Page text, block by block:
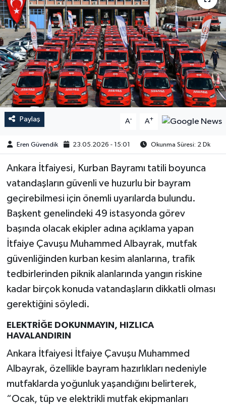
Paylaş A- A+
Eren Güvendik 23.05.2026 - 15:01 Okunma Süresi: 2 Dk
Ankara İtfaiyesi, Kurban Bayramı tatili boyunca
vatandaşların güvenli ve huzurlu bir bayram
geçirebilmesi için önemli uyarılarda bulundu.
Başkent genelindeki 49 istasyonda görev
başında olacak ekipler adına açıklama yapan
İtfaiye Çavuşu Muhammed Albayrak, mutfak
güvenliğinden kurban kesim alanlarına, trafik
tedbirlerinden piknik alanlarında yangın riskine
kadar birçok konuda vatandaşların dikkatli olması
gerektiğini söyledi.
ELEKTRİĞE DOKUNMAYIN, HIZLICA
HAVALANDIRIN
Ankara İtfaiyesi İtfaiye Çavuşu Muhammed
Albayrak, özellikle bayram hazırlıkları nedeniyle
mutfaklarda yoğunluk yaşandığını belirterek,
“Ocak, tüp ve elektrikli mutfak ekipmanları